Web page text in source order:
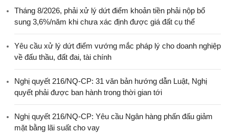
Tháng 8/2026, phải xử lý dứt điểm khoản tiền phải nộp bổ
sung 3,6%/năm khi chưa xác định được giá đất cụ thể
Yêu cầu xử lý dứt điểm vướng mắc pháp lý cho doanh nghiệp
về đấu thầu, đất đai, tài chính
Nghị quyết 216/NQ-CP: 31 văn bản hướng dẫn Luật, Nghị
quyết phải được ban hành trong thời gian tới
Nghị quyết 216/NQ-CP: Yêu cầu Ngân hàng phấn đấu giảm
mặt bằng lãi suất cho vay